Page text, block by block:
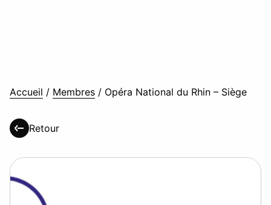
Accueil / Membres / Opéra National du Rhin – Siège
Retour